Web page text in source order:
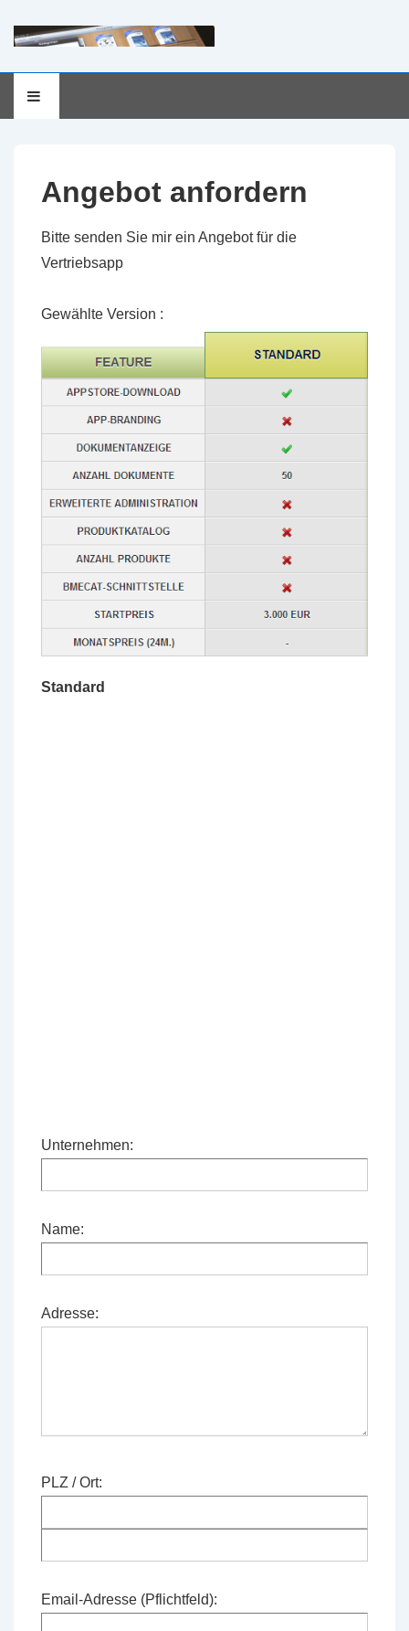
Angebot anfordern
Bitte senden Sie mir ein Angebot für die
Vertriebsapp
Gewählte Version :
Standard
Unternehmen:
Name:
Adresse:
PLZ / Ort:
Email-Adresse (Pflichtfeld):